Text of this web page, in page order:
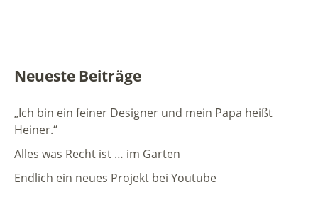
Neueste Beiträge
„Ich bin ein feiner Designer und mein Papa heißt
Heiner.“
Alles was Recht ist … im Garten
Endlich ein neues Projekt bei Youtube